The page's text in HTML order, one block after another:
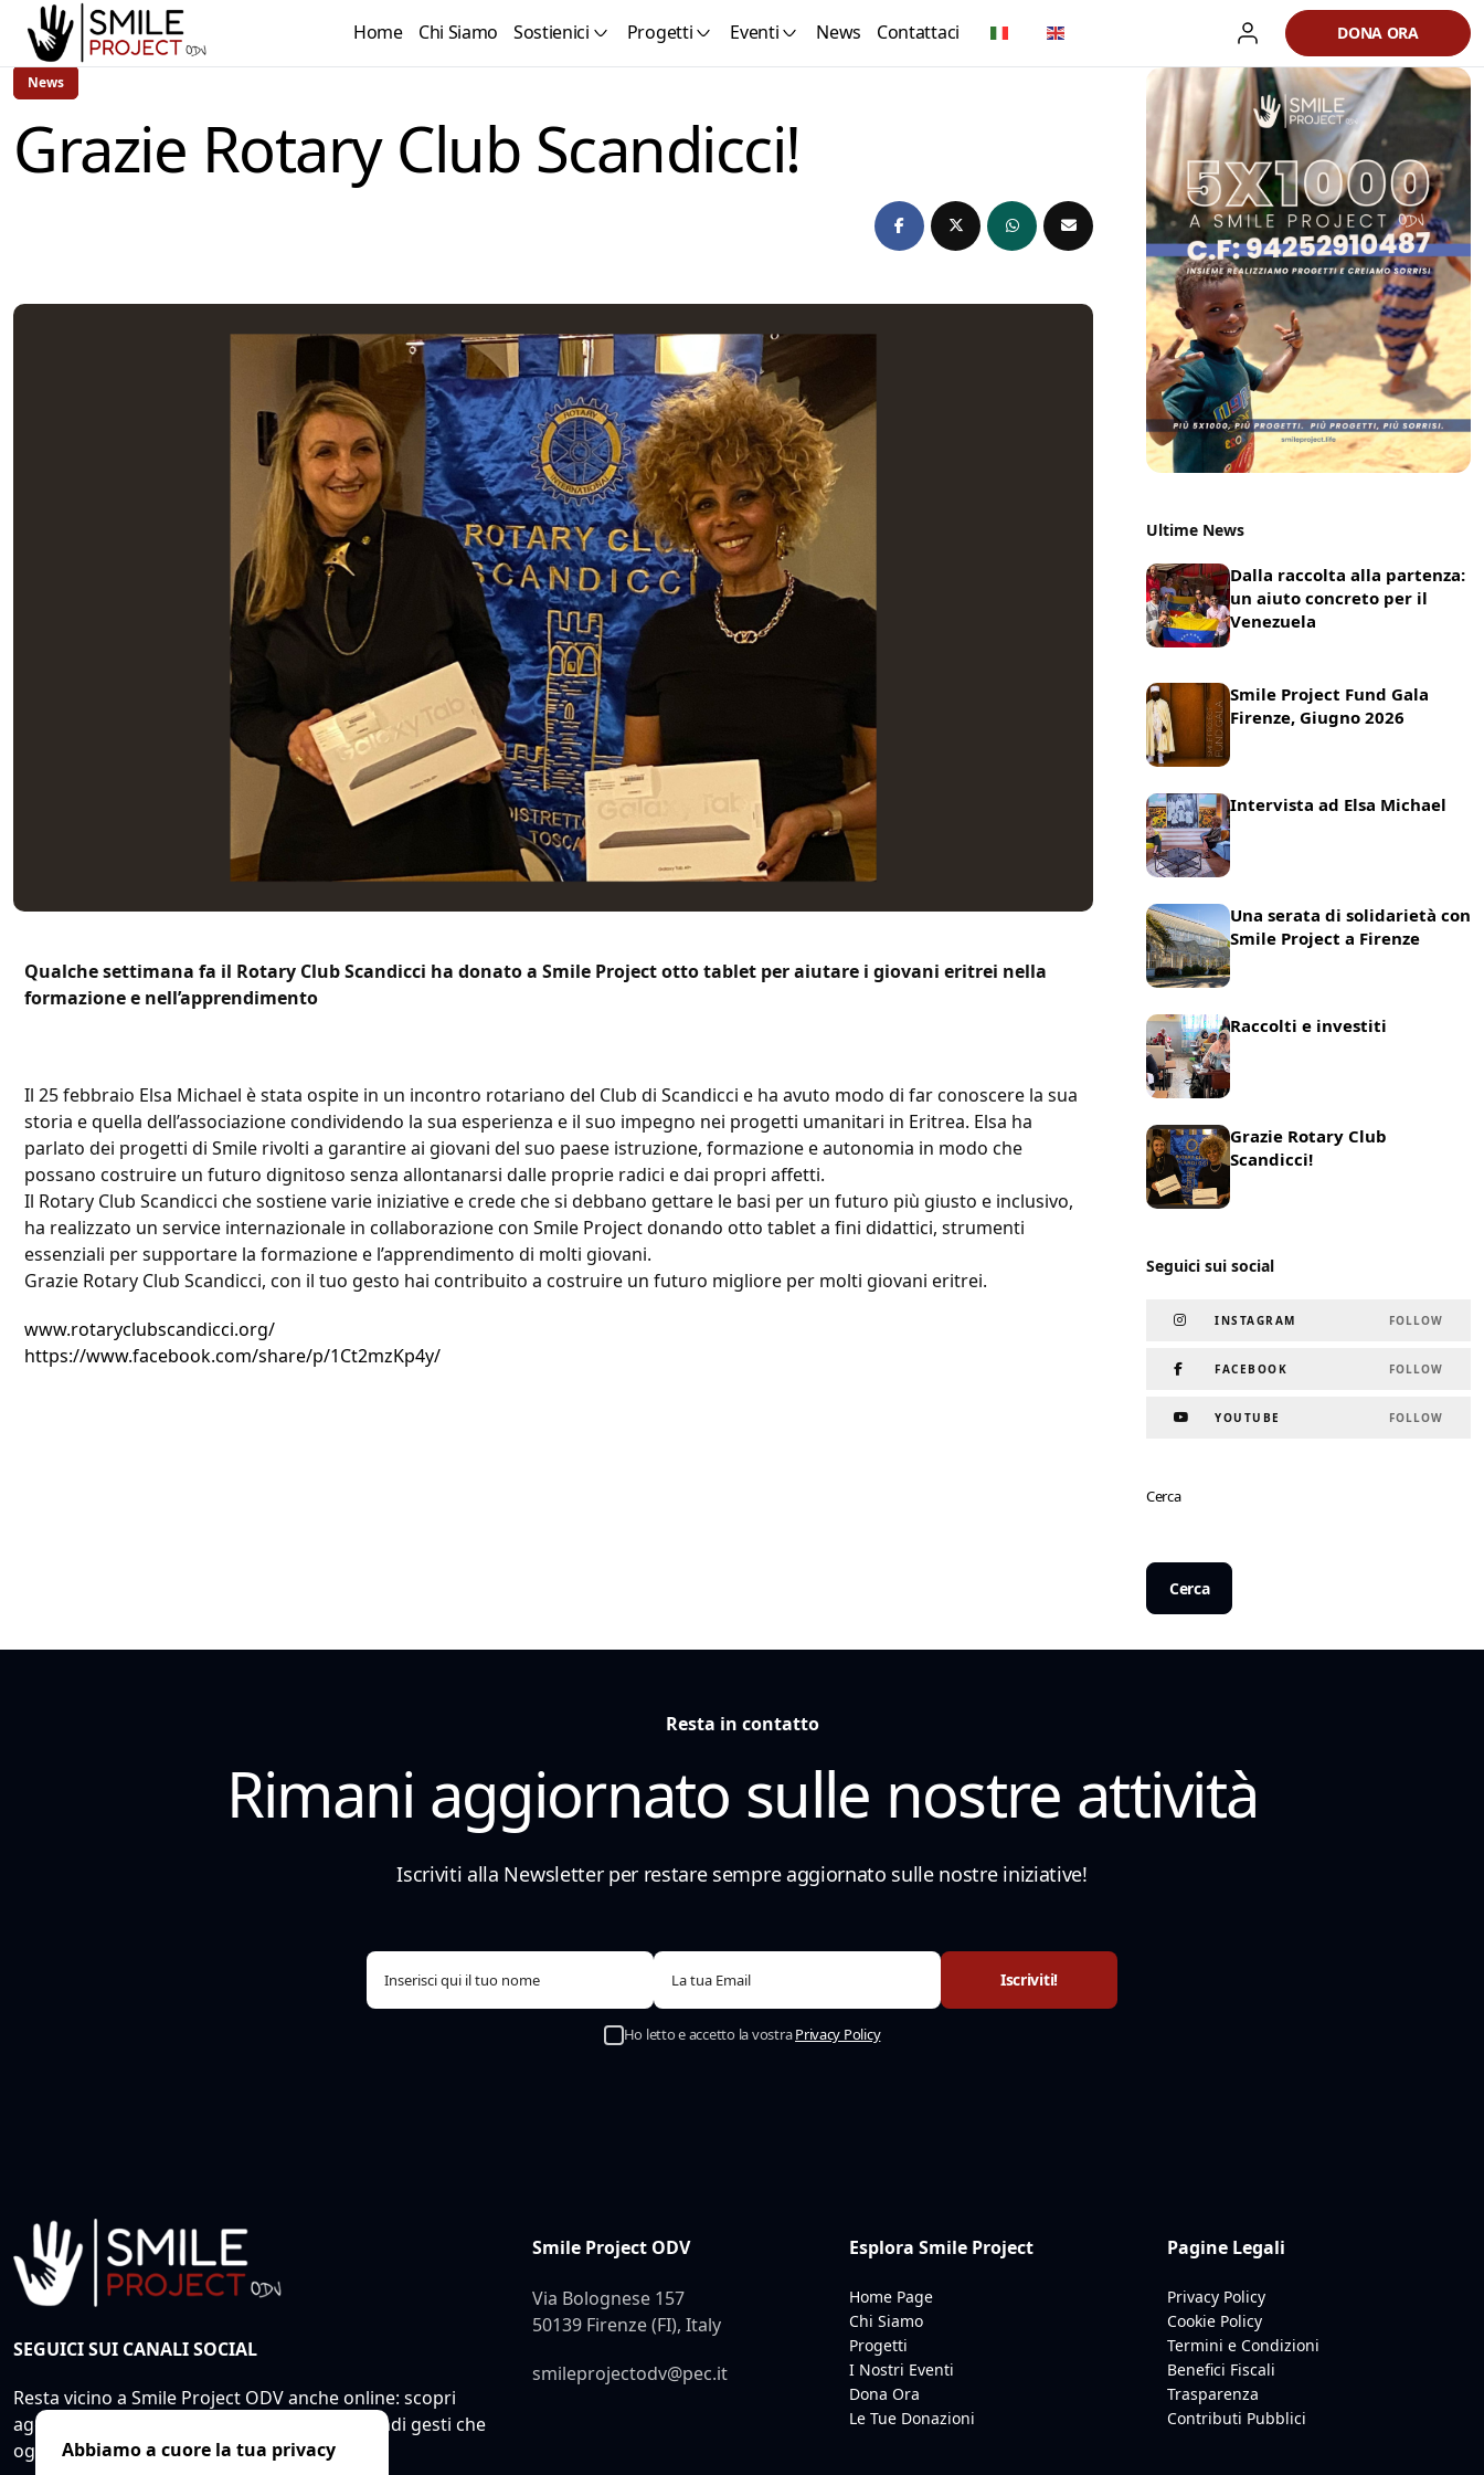
Home Chi Siamo Sostienici Progetti Eventi News Contattaci DONA ORA
News
Grazie Rotary Club Scandicci!
Qualche settimana fa il Rotary Club Scandicci ha donato a Smile Project otto tablet per aiutare i giovani eritrei nella
formazione e nell’apprendimento
Il 25 febbraio Elsa Michael è stata ospite in un incontro rotariano del Club di Scandicci e ha avuto modo di far conoscere la sua
storia e quella dell’associazione condividendo la sua esperienza e il suo impegno nei progetti umanitari in Eritrea. Elsa ha
parlato dei progetti di Smile rivolti a garantire ai giovani del suo paese istruzione, formazione e autonomia in modo che
possano costruire un futuro dignitoso senza allontanarsi dalle proprie radici e dai propri affetti.
Il Rotary Club Scandicci che sostiene varie iniziative e crede che si debbano gettare le basi per un futuro più giusto e inclusivo,
ha realizzato un service internazionale in collaborazione con Smile Project donando otto tablet a fini didattici, strumenti
essenziali per supportare la formazione e l’apprendimento di molti giovani.
Grazie Rotary Club Scandicci, con il tuo gesto hai contribuito a costruire un futuro migliore per molti giovani eritrei.
www.rotaryclubscandicci.org/
https://www.facebook.com/share/p/1Ct2mzKp4y/
Ultime News
Dalla raccolta alla partenza:
un aiuto concreto per il
Venezuela
Smile Project Fund Gala
Firenze, Giugno 2026
Intervista ad Elsa Michael
Una serata di solidarietà con
Smile Project a Firenze
Raccolti e investiti
Grazie Rotary Club
Scandicci!
Seguici sui social
INSTAGRAM FOLLOW
FACEBOOK FOLLOW
YOUTUBE FOLLOW
Cerca
Cerca
Resta in contatto
Rimani aggiornato sulle nostre attività
Iscriviti alla Newsletter per restare sempre aggiornato sulle nostre iniziative!
Ho letto e accetto la vostraPrivacy Policy
SEGUICI SUI CANALI SOCIAL
Resta vicino a Smile Project ODV anche online: scopri
aggiornamenti, progetti, eventi e piccoli grandi gesti che
ogni giorno costruiscono nuove possibilità.
Smile Project ODV
Via Bolognese 157
50139 Firenze (FI), Italy
smileprojectodv@pec.it
Esplora Smile Project
Home Page
Chi Siamo
Progetti
I Nostri Eventi
Dona Ora
Le Tue Donazioni
Pagine Legali
Privacy Policy
Cookie Policy
Termini e Condizioni
Benefici Fiscali
Trasparenza
Contributi Pubblici
Abbiamo a cuore la tua privacy